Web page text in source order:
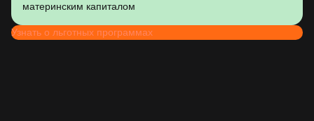
материнским капиталом
Узнать о льготных программах